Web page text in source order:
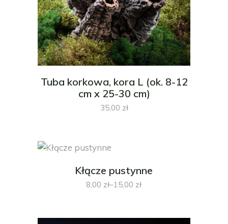
Tuba korkowa, kora L (ok. 8-12
cm x 25-30 cm)
35,00 zł
Kłącze pustynne
8,00 zł–15,00 zł
Zakres
do